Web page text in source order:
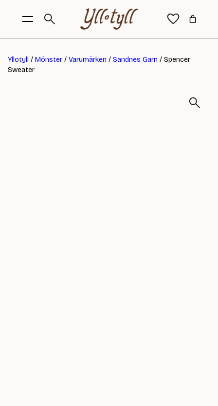
Yllotyll / Mönster/ Varumärken / Sandnes Garn / Spencer
Sweater